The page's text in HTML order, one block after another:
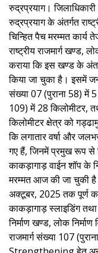
स्थायी लोक अदालत में
रुद्रप्रयाग।
रुद्रप्रयाग के अंतर्गत
चिन्हित पैच मरम्मत कार्य
राष्ट्रीय राजमार्ग खण्ड,
कराया कि इस खण्ड के
किया जा चुका है। इसमें
संख्या 07 (पुराना 58) में 5
109) में 28 किलोमीटर,
किलोमीटर क्षेत्र को
कि लगातार वर्षा और
गए हैं, जिनमें प्रमुख रूप से
काकड़ागाड़ वाईन शॉप के
मरम्मत आज की जा चुकी है
अक्टूबर, 2025 तक पूर्ण
काकड़ागाड़ स्लाइडिंग
निर्माण खण्ड, लोक निर्माण
राजमार्ग संख्या 107